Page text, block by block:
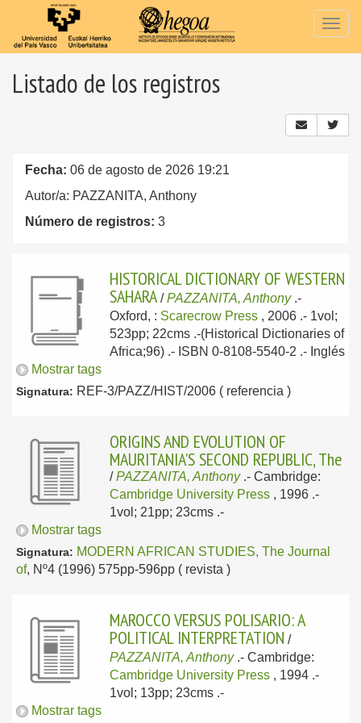
Listado de los registros
Fecha: 06 de agosto de 2026 19:21
Autor/a: PAZZANITA, Anthony
Número de registros: 3
HISTORICAL DICTIONARY OF WESTERN
SAHARA /PAZZANITA, Anthony .-
Oxford, : Scarecrow Press , 2006 .- 1vol;
523pp; 22cms .-(Historical Dictionaries of
Africa;96) .- ISBN 0-8108-5540-2 .- Inglés
Mostrar tags
Signatura: REF-3/PAZZ/HIST/2006 ( referencia )
ORIGINS AND EVOLUTION OF
MAURITANIA'S SECOND REPUBLIC, The
/PAZZANITA, Anthony .- Cambridge:
Cambridge University Press , 1996 .-
1vol; 21pp; 23cms .-
Mostrar tags
Signatura: MODERN AFRICAN STUDIES, The Journal
of, Nº4 (1996) 575pp-596pp ( revista )
MAROCCO VERSUS POLISARIO: A
POLITICAL INTERPRETATION /
PAZZANITA, Anthony .- Cambridge:
Cambridge University Press , 1994 .-
1vol; 13pp; 23cms .-
Mostrar tags